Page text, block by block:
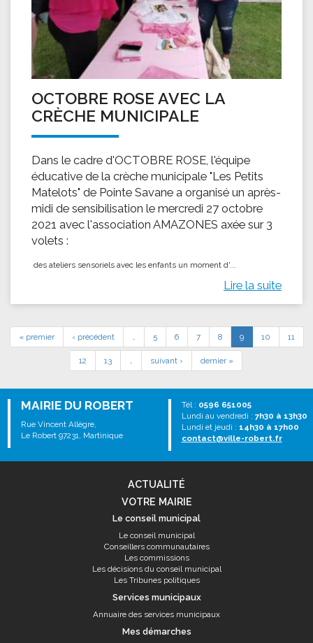
OCTOBRE ROSE AVEC LA
CRÈCHE MUNICIPALE
Dans le cadre d'OCTOBRE ROSE, l'équipe
éducative de la crèche municipale "Les Petits
Matelots" de Pointe Savane a organisé un après-
midi de sensibilisation le mercredi 27 octobre
2021 avec l'association AMAZONES axée sur 3
volets :
des ateliers sensoriels avec les enfants ​ un moment d'...
Lire la suite
« premier ‹ précédent … 5 6 7 8 9 10 11
12 13 … suivant › dernier »
MAIRIE DU ROBERT
Rue Vincent Allègre,
Le Robert 97231, Martinique
Tél : 0596 651005
Lundi au vendredi : 7h30 à 13h30
Lundi et jeudi : 14h30 à 17h00
contact@ville-robert.fr
ACTUALITÉ
VOTRE MAIRIE
Le conseil municipal
Le conseil municipal
Conseillers communautaires
Les commissions
Les décisions du conseil municipal
Les Tribunes politiques
Services municipaux
Annuaire des services municipaux
Mes démarches